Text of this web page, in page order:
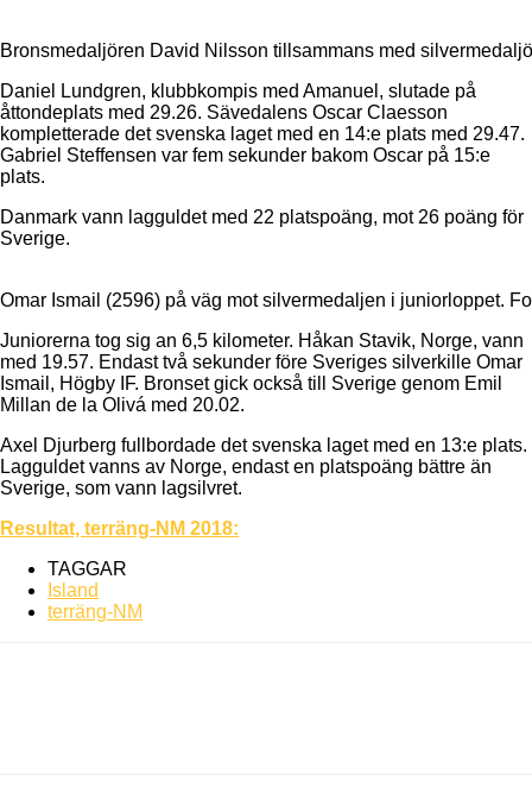
Bronsmedaljören David Nilsson tillsammans med
Daniel Lundgren, klubbkompis med Amanuel, slutade på
åttondeplats med 29.26. Sävedalens Oscar Claesson
kompletterade det svenska laget med en 14:e plats med 29.47.
Gabriel Steffensen var fem sekunder bakom Oscar på 15:e
plats.
Danmark vann lagguldet med 22 platspoäng, mot 26 poäng för
Sverige.
Omar Ismail (2596) på väg mot silvermedaljen i juniorloppet.
Juniorerna tog sig an 6,5 kilometer. Håkan Stavik, Norge, vann
med 19.57. Endast två sekunder före Sveriges silverkille Omar
Ismail, Högby IF. Bronset gick också till Sverige genom Emil
Millan de la Olivá med 20.02.
Axel Djurberg fullbordade det svenska laget med en 13:e plats.
Lagguldet vanns av Norge, endast en platspoäng bättre än
Sverige, som vann lagsilvret.
Resultat, terräng-NM 2018:
TAGGAR
Island
terräng-NM